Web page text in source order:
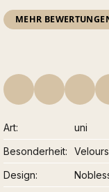
MEHR
Art
uni
Besonderheit
Design